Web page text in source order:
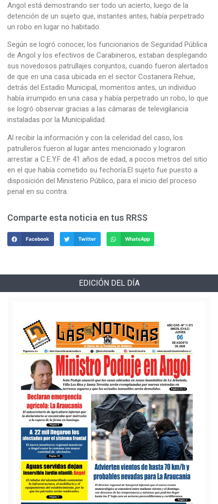
Angol está demostrando ser todo un acierto, luego de la
detención de un sujeto que, instantes antes, había perpetrado
un robo en lugar no habitado.
Según se logró conocer, los funcionarios de Seguridad Pública
de Angol y los efectivos de Carabineros, estaban desplegando
sus novedosos patrullajes conjuntos, cuando fueron alertados
de que en una casa ubicada en el sector Costanera Rehue,
detrás del Estadio Municipal, momentos antes, un individuo
había irrumpido en una casa y había perpetrado un robo, lo que
se logró observar gracias a las cámaras de televigilancia
instaladas por la Municipalidad.
Al recibir la información y con la celeridad del caso, los
patrulleros fueron al lugar antes mencionado y lograron
arrestar a C.E.Y.F de 41 años de edad, a pocos metros del sitio
en el que había cometido su fechoría.El sujeto fue puesto a
disposición del Ministerio Público, para el inicio del proceso
penal en su contra.
Comparte esta noticia en tus RRSS
Facebook Twitter WhatsApp
EDICIÓN DEL DÍA